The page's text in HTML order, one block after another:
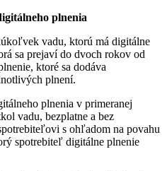
plnenia
vadu, ktorú má digitálne
sa prejaví do dvoch rokov od
ktoré sa dodáva
plnení.
plnenia v primeranej
vadu, bezplatne a bez
s ohľadom na povahu
spotrebiteľ digitálne plnenie